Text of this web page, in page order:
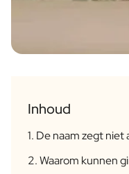
Gepersonaliseerde
Gepersonaliseerde AI
Gin Tonic Pakket Groot
Moscow Mule Pakket
Inhoud
1. De naam zegt niet
2. Waarom kunnen